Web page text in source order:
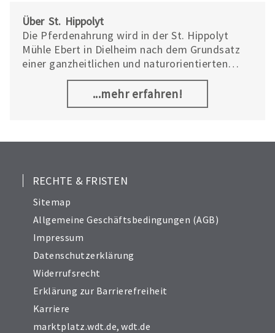
Über St. Hippolyt
Die Pferdenahrung wird in der St. Hippolyt
Mühle Ebert in Dielheim nach dem Grundsatz
einer ganzheitlichen und naturorientierten
Ernährung im Vollwertverfahren hergestellt.
Natur, Wissenschaft, Technik und Vertrieb
spielen Hand in Hand, wenn es um die
...mehr erfahren!
RECHTE & FRISTEN
Sitemap
Allgemeine Geschäftsbedingungen (AGB)
Impressum
Datenschutzerklärung
Widerrufsrecht
Erklärung zur Barrierefreiheit
Karriere
marktplatz.wdt.de,wdt.de